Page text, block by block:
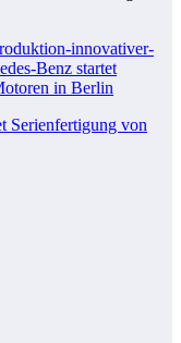
Serienfertigung von